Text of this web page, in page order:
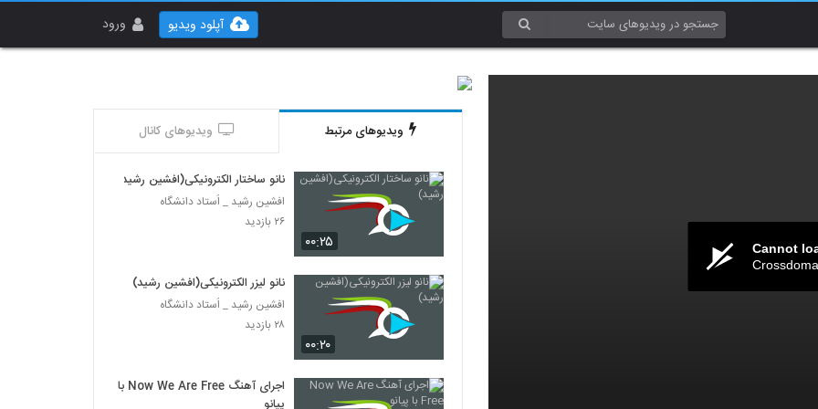
ورود آپلود ویدیو
Cannot
ویدیوهای مرتبط ویدیوهای کانال
۰۰:۲۵
نانو ساختار الکترونیکی(افشین رشید)
افشین رشید _ اُستاد دانشگاه
۲۶ بازدید
۰۰:۲۰
نانو لیزر الکترونیکی(افشین رشید)
افشین رشید _ اُستاد دانشگاه
۲۸ بازدید
اجرای آهنگ Now We Are Free با
پیانو